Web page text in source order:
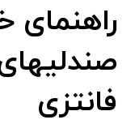
راهنمای
فانتزی